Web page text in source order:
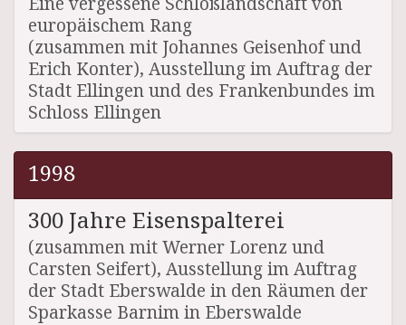
europäischem Rang
(zusammen mit Johannes Geisenhof und
Erich Konter), Ausstellung im Auftrag der
Stadt Ellingen und des Frankenbundes im
Schloss Ellingen
1998
300 Jahre Eisenspalterei
(zusammen mit Werner Lorenz und
Carsten Seifert), Ausstellung im Auftrag
der Stadt Eberswalde in den Räumen der
Sparkasse Barnim in Eberswalde